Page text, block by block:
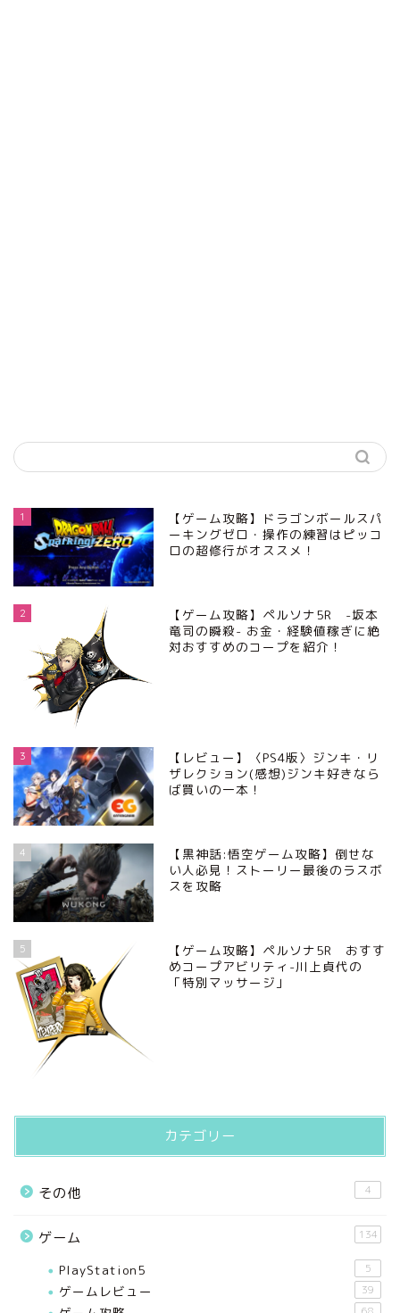
1
【ゲーム攻略】ドラゴンボールスパ
ーキングゼロ・操作の練習はピッコ
ロの超修行がオススメ！
2
【ゲーム攻略】ペルソナ5R -坂本
竜司の瞬殺- お金・経験値稼ぎに絶
対おすすめのコープを紹介！
3
【レビュー】〈PS4版〉ジンキ・リ
ザレクション(感想)ジンキ好きなら
ば買いの一本！
4
【黒神話:悟空ゲーム攻略】倒せな
い人必見！ストーリー最後のラスボ
スを攻略
5
【ゲーム攻略】ペルソナ5R おすす
めコープアビリティ-川上貞代の
「特別マッサージ」
カテゴリー
その他 4
ゲーム 134
PlayStation5 5
ゲームレビュー 39